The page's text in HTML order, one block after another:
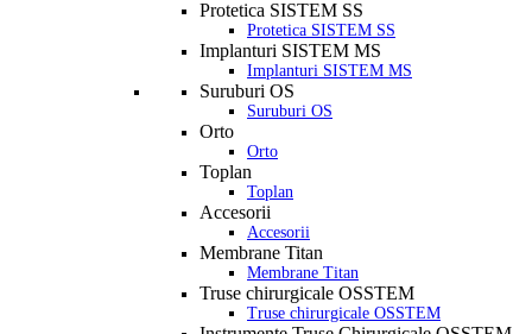
Protetica SISTEM SS
Protetica SISTEM SS
Implanturi SISTEM MS
Implanturi SISTEM MS
Suruburi OS
Suruburi OS
Orto
Orto
Toplan
Toplan
Accesorii
Accesorii
Membrane Titan
Membrane Titan
Truse chirurgicale OSSTEM
Truse chirurgicale OSSTEM